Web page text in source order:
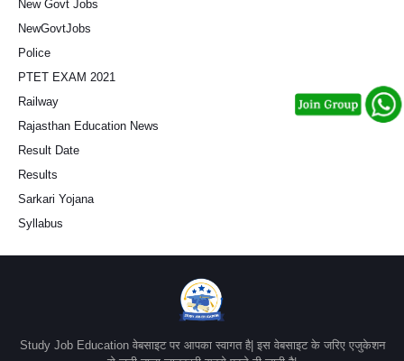
New Govt Jobs
NewGovtJobs
Police
PTET EXAM 2021
Railway
Rajasthan Education News
Result Date
Results
Sarkari Yojana
Syllabus
Study Job Education वेबसाइट पर आपका स्वागत है| इस वेबसाइट के जरिए एजुकेशन